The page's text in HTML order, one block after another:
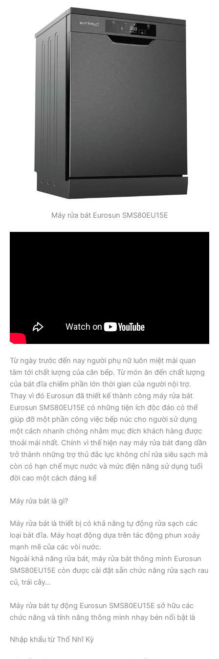
Máy rửa bát Eurosun SMS80EU15E
Từ ngày trước đến nay người phụ nữ luôn miệt mài quan
tâm tới chất lượng của căn bếp. Từ món ăn đến chất lượng
của bát đĩa chiếm phần lớn thời gian của người nội trợ.
Thay vì đó Eurosun đã thiết kế thành công máy rửa bát
Eurosun SMS80EU15E có những tiện ích độc đáo có thể
giúp đỡ một phần công việc bếp núc cho người sử dụng
một cách nhanh chóng nhằm mục đích khách hàng được
thoải mái nhất. Chính vì thế hiện nay máy rửa bát đang dần
trở thành những trợ thủ đắc lực không chỉ rửa siêu sạch mà
còn có hạn chế mực nước và mức điện năng sử dụng tuổi
đời cao một cách đáng kể
Máy rửa bát là gì?
Máy rửa bát là thiết bị có khả năng tự động rửa sạch các
loại bát đĩa. Máy hoạt động dựa trên tác động phun xoáy
mạnh mẽ của các vòi nước.
Ngoài khả năng rửa bát, máy rửa bát thông mình Eurosun
SMS80EU15E còn được cài đặt sẵn chức năng rửa sạch rau
củ, trái cây…
Máy rửa bát tự động Eurosun SMS80EU15E sở hữu các
chức năng và tính năng thông minh nhạy bén nổi bật là
Nhập khẩu từ Thổ Nhĩ Kỳ